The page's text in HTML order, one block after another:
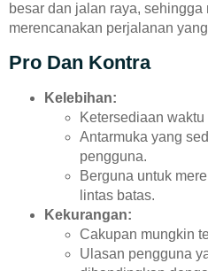
besar dan jalan raya,
merencanakan perjalanan
Pro Dan Kontra
Kelebihan:
Ketersediaan
Antarmuka yang
pengguna.
Berguna untuk
lintas batas.
Kekurangan:
Cakupan mungkin
Ulasan pengguna